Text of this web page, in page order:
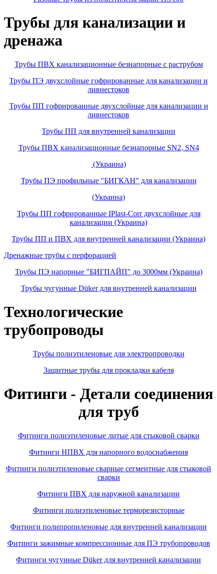
Трубы для канализации и
дренажа
Трубы ПВХ канализационные безнапорные с раструбом
Трубы ПЭ двухслойные гофрированные для канализации и
ливнестоков
Трубы ПП гофрированные двухслойные для канализации и
ливнестоков
Трубы ПП для внутренней канализации
Трубы ПВХ канализационные безнапорные SN2, SN4
(Украина)
Трубы ПЭ профильные "БИГКАН" для канализации
(Украина)
Трубы ПП гофрированные IPlast-Corr двухслойные для
канализации (Украина)
Трубы ПП и ПВХ для внутренней канализации (Украина)
Дренажные трубы с перфорацией
Трубы ПЭ напорные "БИГПАЙП" до 3000мм (Украина)
Трубы чугунные Düker для внутренней канализации
Технологические
трубопроводы
Трубы полиэтиленовые для электропроводки
Защитные трубы для прокладки кабеля
Фитинги - Детали соединения
для труб
Фитинги полиэтиленовые литые для стыковой сварки
Фитинги НПВХ для напорного водоснабжения
Фитинги полиэтиленовые сварные сегментные для стыковой
сварки
Фитинги ПВХ для наружной канализации
Фитинги полиэтиленовые терморезисторные
Фитинги полипропиленовые для внутренней канализации
Фитинги зажимные компрессионные для ПЭ трубопроводов
Фитинги чугунные Düker для внутренней канализации